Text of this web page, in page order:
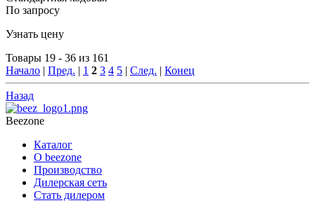
По запросу
Узнать цену
Товары 19 - 36 из 161
Начало | Пред. | 1 2 3 4 5 | След. | Конец
Назад
Beezone
Каталог
О beezone
Производство
Дилерская сеть
Стать дилером